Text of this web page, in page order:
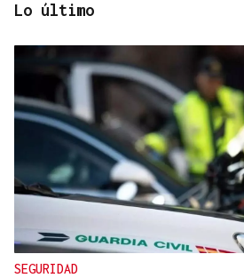
REFORMAS
Donald Trump deberá pedir
para construir el salón de
Lo último
SEGURIDAD